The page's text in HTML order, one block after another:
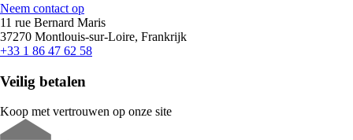
Neem contact op
11 rue Bernard Maris
37270 Montlouis-sur-Loire, Frankrijk
+33 1 86 47 62 58
Veilig betalen
Koop met vertrouwen op onze site